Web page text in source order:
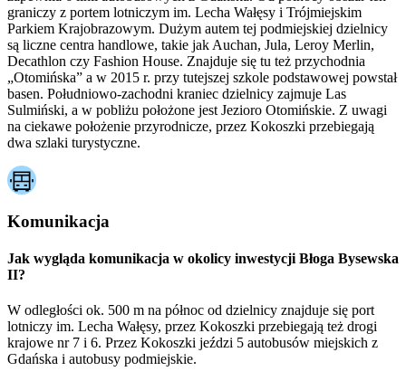
graniczy z portem lotniczym im. Lecha Wałęsy i Trójmiejskim
Parkiem Krajobrazowym. Dużym autem tej podmiejskiej dzielnicy
są liczne centra handlowe, takie jak Auchan, Jula, Leroy Merlin,
Decathlon czy Fashion House. Znajduje się tu też przychodnia
„Otomińska” a w 2015 r. przy tutejszej szkole podstawowej powstał
basen. Południowo-zachodni kraniec dzielnicy zajmuje Las
Sulmiński, a w pobliżu położone jest Jezioro Otomińskie. Z uwagi
na ciekawe położenie przyrodnicze, przez Kokoszki przebiegają
dwa szlaki turystyczne.
Komunikacja
Jak wygląda komunikacja w okolicy inwestycji Błoga Bysewska
II?
W odległości ok. 500 m na północ od dzielnicy znajduje się port
lotniczy im. Lecha Wałęsy, przez Kokoszki przebiegają też drogi
krajowe nr 7 i 6. Przez Kokoszki jeździ 5 autobusów miejskich z
Gdańska i autobusy podmiejskie.